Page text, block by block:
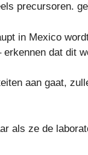
precursoren.
in Mexico
dat dit
aan gaat,
als ze de